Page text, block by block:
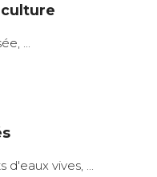
...
d'eaux vives, ...